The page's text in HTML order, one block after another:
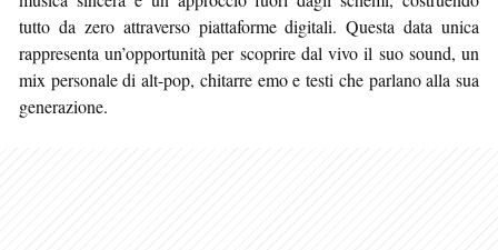
tutto da zero attraverso piattaforme digitali. Questa data unica
rappresenta un’opportunità per scoprire dal vivo il suo sound, un
mix personale di alt-pop, chitarre emo e testi che parlano alla sua
generazione.